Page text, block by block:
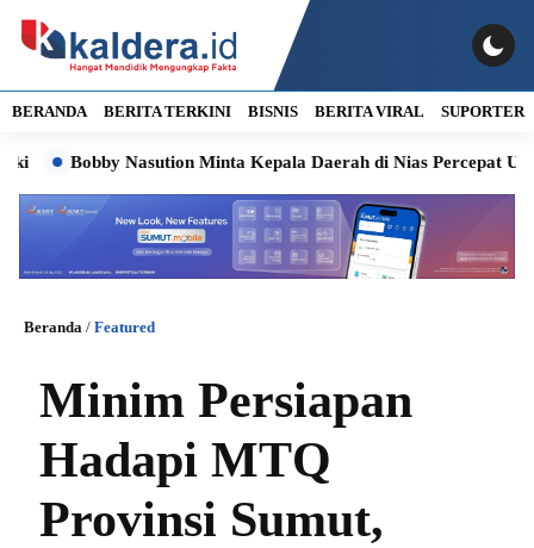
BERANDA BERITA TERKINI BISNIS BERITA VIRAL SUPORTER
Bobby Nasution Minta Kepala Daerah di Nias Percepat Usulan
Beranda / Featured
Minim Persiapan
Hadapi MTQ
Provinsi Sumut,